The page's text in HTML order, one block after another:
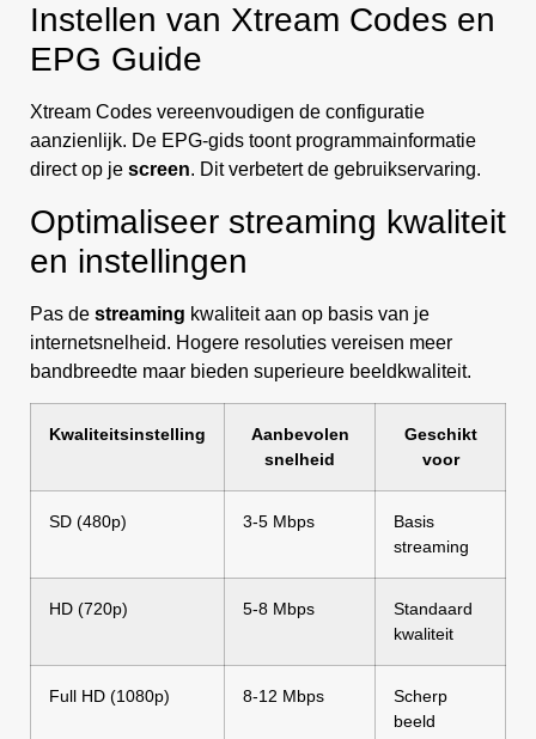
Instellen van Xtream Codes en
EPG Guide
Xtream Codes vereenvoudigen de configuratie
aanzienlijk. De EPG-gids toont programmainformatie
direct op je screen. Dit verbetert de gebruikservaring.
Optimaliseer streaming kwaliteit
en instellingen
Pas de streaming kwaliteit aan op basis van je
internetsnelheid. Hogere resoluties vereisen meer
bandbreedte maar bieden superieure beeldkwaliteit.
Kwaliteitsinstelling
Aanbevolen
snelheid
Geschikt
voor
SD (480p) 3-5 Mbps
Basis
streaming
HD (720p) 5-8 Mbps
Standaard
kwaliteit
Full HD (1080p) 8-12 Mbps
Scherp
beeld